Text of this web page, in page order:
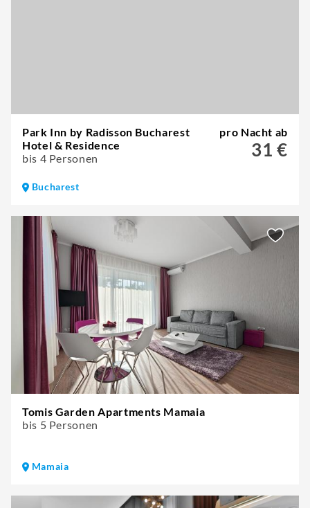
Park Inn by Radisson Bucharest
Hotel & Residence
bis 4 Personen
pro Nacht ab
31 €
Bucharest
Tomis Garden Apartments Mamaia
bis 5 Personen
Mamaia